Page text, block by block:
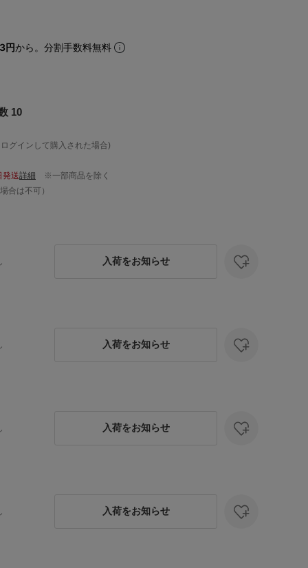
円から。分割手数料無料
10
グインして購入された場合)
発送詳細 ※一部商品を除く
合は不可）
入荷をお知らせ
入荷をお知らせ
入荷をお知らせ
入荷をお知らせ